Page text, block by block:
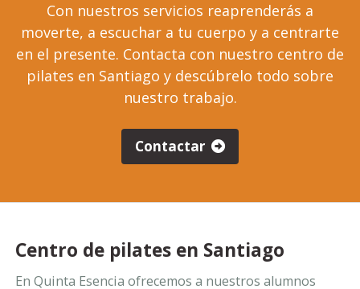
Con nuestros servicios reaprenderás a
moverte, a escuchar a tu cuerpo y a centrarte
en el presente. Contacta con nuestro centro de
pilates en Santiago y descúbrelo todo sobre
nuestro trabajo.
Contactar
Centro de pilates en Santiago
En Quinta Esencia ofrecemos a nuestros alumnos